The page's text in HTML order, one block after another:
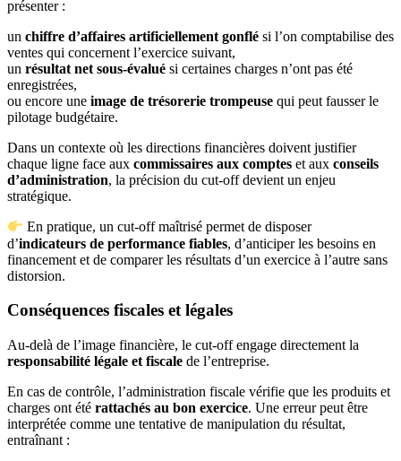
présenter :
un chiffre d’affaires artificiellement gonflé si l’on comptabilise des
ventes qui concernent l’exercice suivant,
un résultat net sous-évalué si certaines charges n’ont pas été
enregistrées,
ou encore une image de trésorerie trompeuse qui peut fausser le
pilotage budgétaire.
Dans un contexte où les directions financières doivent justifier
chaque ligne face aux commissaires aux comptes et aux conseils
d’administration, la précision du cut-off devient un enjeu
stratégique.
En pratique, un cut-off maîtrisé permet de disposer
d’indicateurs de performance fiables, d’anticiper les besoins en
financement et de comparer les résultats d’un exercice à l’autre sans
distorsion.
Conséquences fiscales et légales
Au-delà de l’image financière, le cut-off engage directement la
responsabilité légale et fiscale de l’entreprise.
En cas de contrôle, l’administration fiscale vérifie que les produits et
charges ont été rattachés au bon exercice. Une erreur peut être
interprétée comme une tentative de manipulation du résultat,
entraînant :